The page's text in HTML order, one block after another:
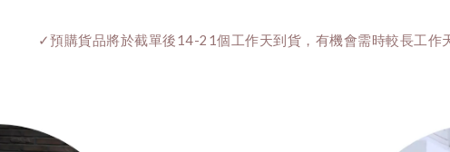
✓預購貨品將於截單後14-21個工作天到貨，有機會需時較長工作